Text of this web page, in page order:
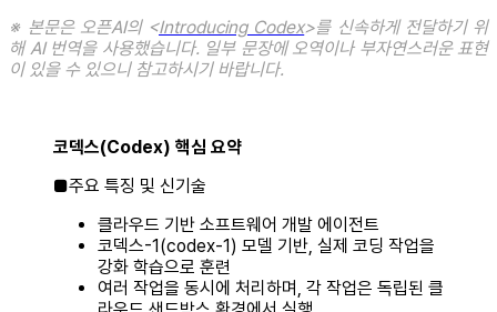
※ 본문은 오픈AI의 <Introducing Codex>를 신속하게 전달하기 위
해 AI 번역을 사용했습니다. 일부 문장에 오역이나 부자연스러운 표현
이 있을 수 있으니 참고하시기 바랍니다.
코덱스(Codex) 핵심 요약
■주요 특징 및 신기술
클라우드 기반 소프트웨어 개발 에이전트
코덱스-1(codex-1) 모델 기반, 실제 코딩 작업을
강화 학습으로 훈련
여러 작업을 동시에 처리하며, 각 작업은 독립된 클